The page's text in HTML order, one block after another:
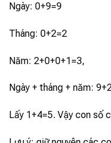
Ngày: 0+9=9
Tháng: 0+2=2
Năm: 2+0+0+1=3,
Ngày + tháng + năm:
Lấy 1+4=5. Vậy con số